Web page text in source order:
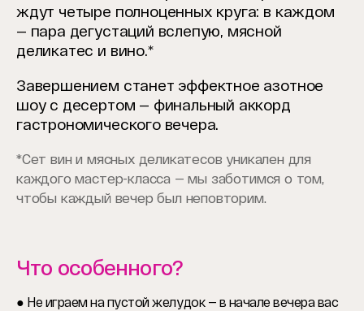
ждут четыре полноценных круга: в каждом
— пара дегустаций вслепую, мясной
деликатес и вино.*
Завершением станет эффектное азотное
шоу с десертом — финальный аккорд
гастрономического вечера.
*Сет вин и мясных деликатесов уникален для
каждого мастер-класса — мы заботимся о том,
чтобы каждый вечер был неповторим.
Что особенного?
● Не играем на пустой желудок — в начале вечера вас